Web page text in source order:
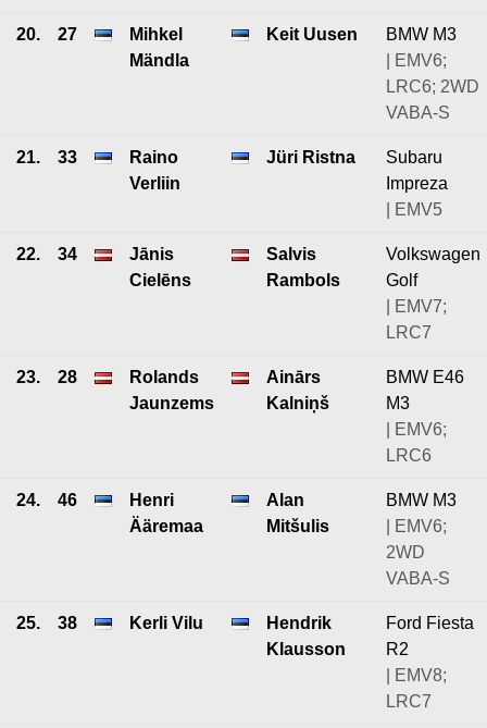
20. 27
Mihkel
Mändla
Keit Uusen
BMW M3
| EMV6;
LRC6; 2WD
VABA-S
21. 33
Raino
Verliin
Jüri Ristna
Subaru
Impreza
| EMV5
22. 34
Jānis
Cielēns
Salvis
Rambols
Volkswagen
Golf
| EMV7;
LRC7
23. 28
Rolands
Jaunzems
Ainārs
Kalniņš
BMW E46
M3
| EMV6;
LRC6
24. 46
Henri
Ääremaa
Alan
Mitšulis
BMW M3
| EMV6;
2WD
VABA-S
25. 38 Kerli Vilu
Hendrik
Klausson
Ford Fiesta
R2
| EMV8;
LRC7